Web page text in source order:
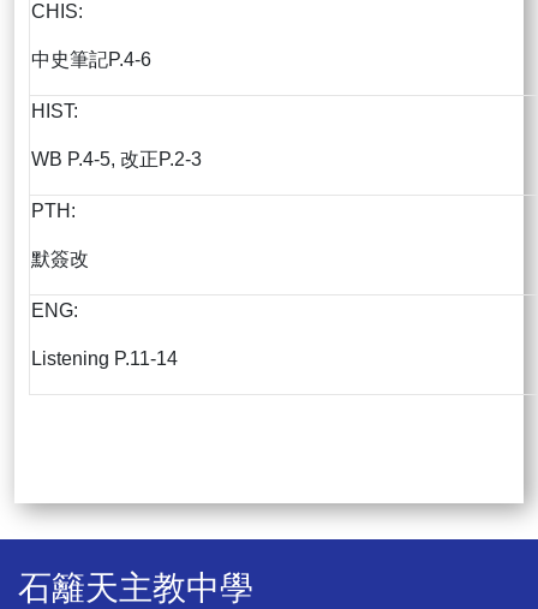
CHIS:
中史筆記P.4-6
HIST:
WB P.4-5, 改正P.2-3
PTH:
默簽改
ENG:
Listening P.11-14
石籬天主教中學